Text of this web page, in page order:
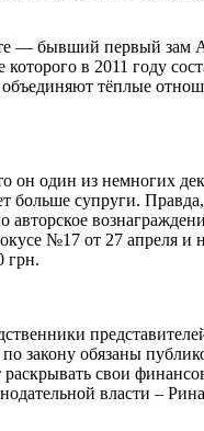
— бывший первый зам
в 2011 году
тёплые
он один из немногих
больше супруги.
авторское
№17 от 27 апреля и
грн.
закону обязаны
свои
власти –